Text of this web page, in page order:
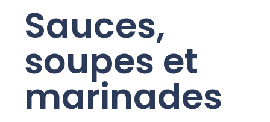
Sauces,
soupes et
marinades